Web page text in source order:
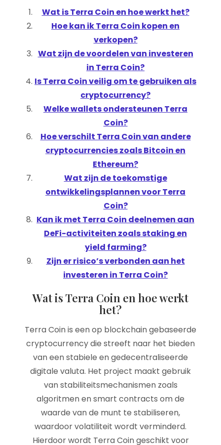
Wat is Terra Coin en hoe werkt het?
Hoe kan ik Terra Coin kopen en
verkopen?
Wat zijn de voordelen van investeren
in Terra Coin?
Is Terra Coin veilig om te gebruiken als
cryptocurrency?
Welke wallets ondersteunen Terra
Coin?
Hoe verschilt Terra Coin van andere
cryptocurrencies zoals Bitcoin en
Ethereum?
Wat zijn de toekomstige
ontwikkelingsplannen voor Terra
Coin?
Kan ik met Terra Coin deelnemen aan
DeFi-activiteiten zoals staking en
yield farming?
Zijn er risico’s verbonden aan het
investeren in Terra Coin?
Wat is Terra Coin en hoe werkt
het?
Terra Coin is een op blockchain gebaseerde
cryptocurrency die streeft naar het bieden
van een stabiele en gedecentraliseerde
digitale valuta. Het project maakt gebruik
van stabiliteitsmechanismen zoals
algoritmen en smart contracts om de
waarde van de munt te stabiliseren,
waardoor volatiliteit wordt verminderd.
Hierdoor wordt Terra Coin geschikt voor